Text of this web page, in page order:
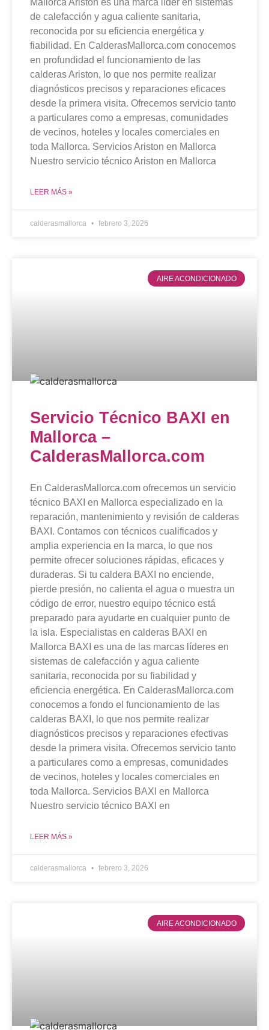
Mallorca Ariston es una marca líder en sistemas
de calefacción y agua caliente sanitaria,
reconocida por su eficiencia energética y
fiabilidad. En CalderasMallorca.com conocemos
en profundidad el funcionamiento de las
calderas Ariston, lo que nos permite realizar
diagnósticos precisos y reparaciones eficaces
desde la primera visita. Ofrecemos servicio tanto
a particulares como a empresas, comunidades
de vecinos, hoteles y locales comerciales en
toda Mallorca. Servicios Ariston en Mallorca
Nuestro servicio técnico Ariston en Mallorca
LEER MÁS »
calderasmallorca febrero 3, 2026
AIRE ACONDICIONADO
Servicio Técnico BAXI en
Mallorca –
CalderasMallorca.com
En CalderasMallorca.com ofrecemos un servicio
técnico BAXI en Mallorca especializado en la
reparación, mantenimiento y revisión de calderas
BAXI. Contamos con técnicos cualificados y
amplia experiencia en la marca, lo que nos
permite ofrecer soluciones rápidas, eficaces y
duraderas. Si tu caldera BAXI no enciende,
pierde presión, no calienta el agua o muestra un
código de error, nuestro equipo técnico está
preparado para ayudarte en cualquier punto de
la isla. Especialistas en calderas BAXI en
Mallorca BAXI es una de las marcas líderes en
sistemas de calefacción y agua caliente
sanitaria, reconocida por su fiabilidad y
eficiencia energética. En CalderasMallorca.com
conocemos a fondo el funcionamiento de las
calderas BAXI, lo que nos permite realizar
diagnósticos precisos y reparaciones efectivas
desde la primera visita. Ofrecemos servicio tanto
a particulares como a empresas, comunidades
de vecinos, hoteles y locales comerciales en
toda Mallorca. Servicios BAXI en Mallorca
Nuestro servicio técnico BAXI en
LEER MÁS »
calderasmallorca febrero 3, 2026
AIRE ACONDICIONADO